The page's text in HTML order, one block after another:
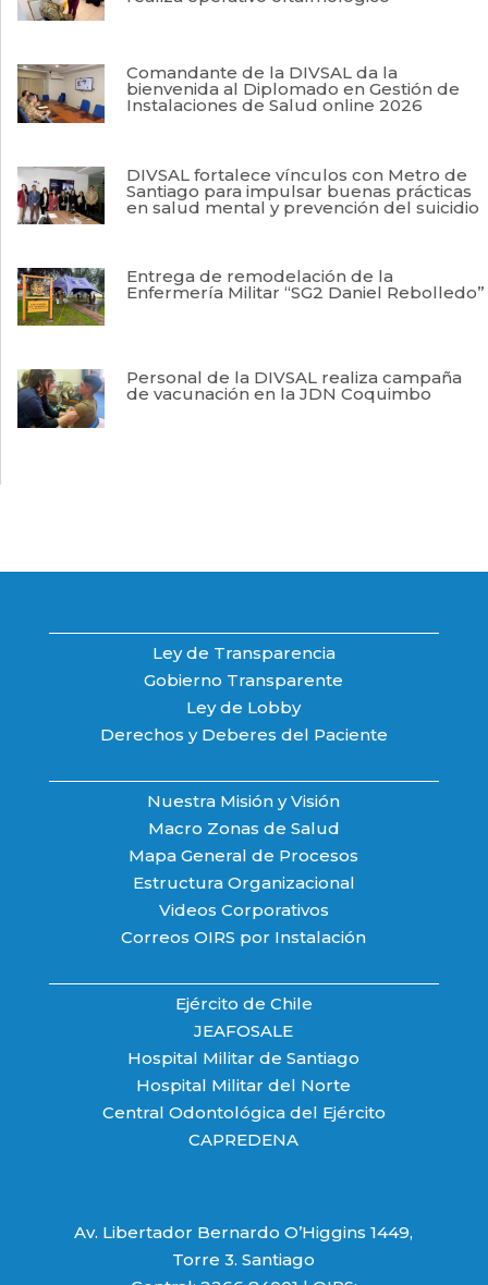
Comandante de la DIVSAL da la
bienvenida al Diplomado en Gestión de
Instalaciones de Salud online 2026
DIVSAL fortalece vínculos con Metro de
Santiago para impulsar buenas prácticas
en salud mental y prevención del suicidio
Entrega de remodelación de la
Enfermería Militar “SG2 Daniel Rebolledo”
Personal de la DIVSAL realiza campaña
de vacunación en la JDN Coquimbo
Ley de Transparencia
Gobierno Transparente
Ley de Lobby
Derechos y Deberes del Paciente
Nuestra Misión y Visión
Macro Zonas de Salud
Mapa General de Procesos
Estructura Organizacional
Videos Corporativos
Correos OIRS por Instalación
Ejército de Chile
JEAFOSALE
Hospital Militar de Santiago
Hospital Militar del Norte
Central Odontológica del Ejército
CAPREDENA
Av. Libertador Bernardo O’Higgins 1449,
Torre 3. Santiago